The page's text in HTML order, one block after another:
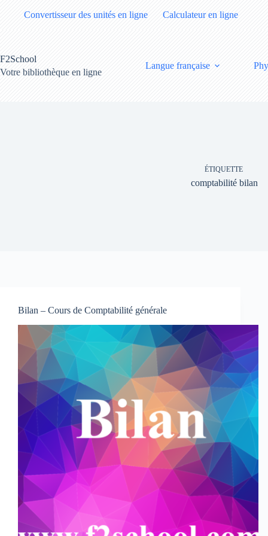
Convertisseur des unités en ligne Calculateur en ligne
F2School
Votre bibliothèque en ligne
Langue française
ÉTIQUETTE
comptabilité bilan
Bilan – Cours de Comptabilité générale